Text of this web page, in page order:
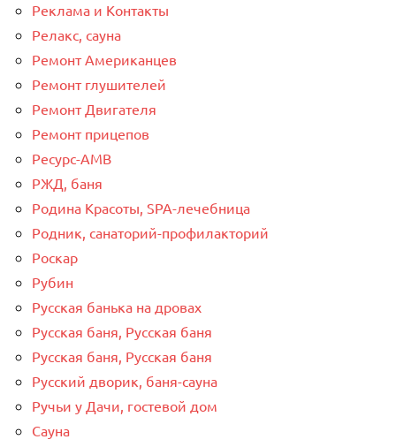
Реклама и Контакты
Релакс, сауна
Ремонт Американцев
Ремонт глушителей
Ремонт Двигателя
Ремонт прицепов
Ресурс-AMB
РЖД, баня
Родина Красоты, SPA-лечебница
Родник, санаторий-профилакторий
Роскар
Рубин
Русская банька на дровах
Русская баня, Русская баня
Русская баня, Русская баня
Русский дворик, баня-сауна
Ручьи у Дачи, гостевой дом
Сауна